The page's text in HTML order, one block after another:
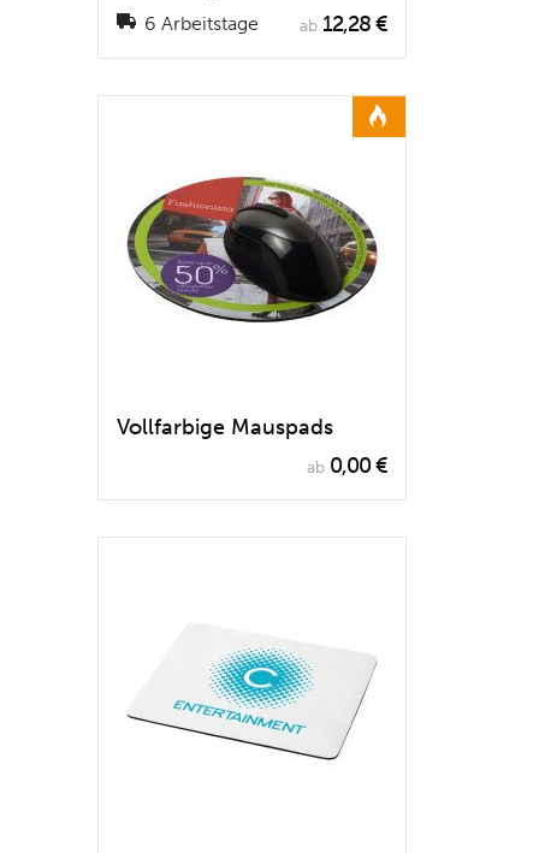
6 Arbeitstage ab 12,28 €
Vollfarbige Mauspads
ab 0,00 €